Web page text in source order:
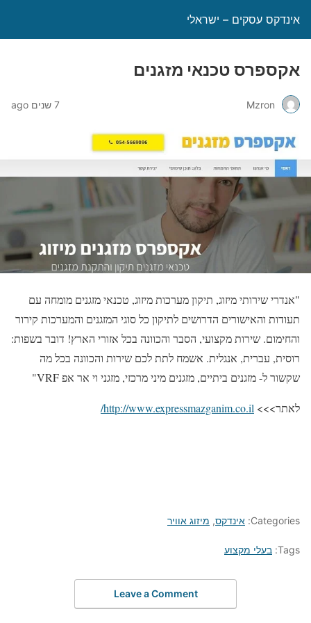
אינדקס עסקים – ישראלי
אקספרס טכנאי מזגנים
Mzron 7 שנים ago
"אנדרי שירותי מיזוג, תיקון מערכות מיזוג, טכנאי מזגנים מומחה עם
תעודות והאישורים הדרושים לתיקון כל סוגי המזגנים והמערכות קירור
והחימום. שירות מקצועי, הסבר והכוונה בכל אזורי הארץ! דובר בשפות:
רוסית, עברית, אנגלית. אשמח לתת לכם שירות והכוונה בכל מה
שקשור ל- מזגנים ביתיים, מזגנים מיני מרכזי, מזגני וי אר אפ VRF"
לאתר>>> http://www.expressmazganim.co.il/
Categories: אינדקס, מיזוג אוויר
Tags: בעלי מקצוע
Leave a Comment